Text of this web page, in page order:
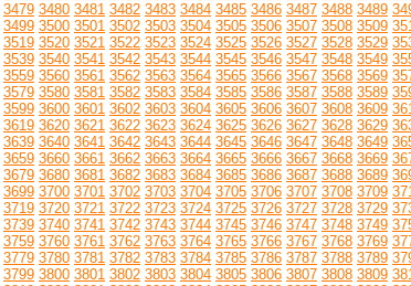
3479 3480 3481 3482 3483 3484 3485 3486 3487 3488 3489
3499 3500 3501 3502 3503 3504 3505 3506 3507 3508 3509
3519 3520 3521 3522 3523 3524 3525 3526 3527 3528 3529
3539 3540 3541 3542 3543 3544 3545 3546 3547 3548 3549
3559 3560 3561 3562 3563 3564 3565 3566 3567 3568 3569
3579 3580 3581 3582 3583 3584 3585 3586 3587 3588 3589
3599 3600 3601 3602 3603 3604 3605 3606 3607 3608 3609
3619 3620 3621 3622 3623 3624 3625 3626 3627 3628 3629
3639 3640 3641 3642 3643 3644 3645 3646 3647 3648 3649
3659 3660 3661 3662 3663 3664 3665 3666 3667 3668 3669
3679 3680 3681 3682 3683 3684 3685 3686 3687 3688 3689
3699 3700 3701 3702 3703 3704 3705 3706 3707 3708 3709
3719 3720 3721 3722 3723 3724 3725 3726 3727 3728 3729
3739 3740 3741 3742 3743 3744 3745 3746 3747 3748 3749
3759 3760 3761 3762 3763 3764 3765 3766 3767 3768 3769
3779 3780 3781 3782 3783 3784 3785 3786 3787 3788 3789
3799 3800 3801 3802 3803 3804 3805 3806 3807 3808 3809